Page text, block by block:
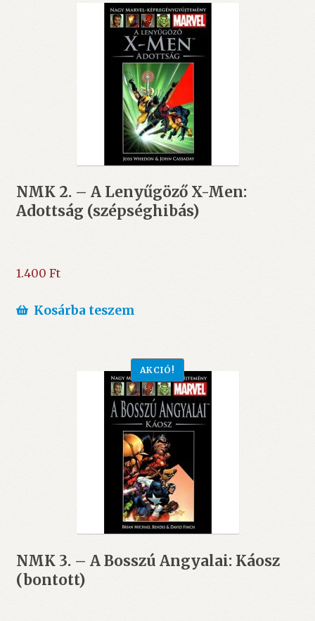
NMK 2. – A Lenyűgöző X-Men:
Adottság (szépséghibás)
1.400 Ft
Kosárba teszem
NMK 3. – A Bosszú Angyalai: Káosz
(bontott)
AKCIÓ!